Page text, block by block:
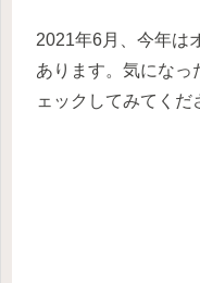
2021年6月、今年は
あります。気になっ
ェックしてみてくだ